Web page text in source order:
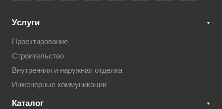
Услуги
Проектирование
Строительство
Внутренняя и наружная отделка
Инженерные коммуникации
Каталог